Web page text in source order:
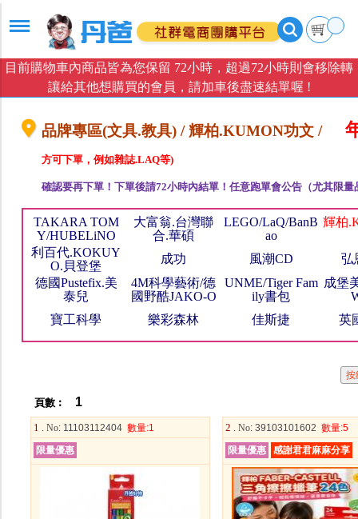
目前購物車內商品皆為您保留 72小時，超過72小時則會移除轉
讓給其他想購買的會員，請加車後盡速結單喔 !
品牌專區(文具.教具) / 輝柏.KUMON功文 /
方可下單，例如雜誌.LAQ等)
確認要再下單！下單後請72小時內結單！任意跑單會公告（尤其限
TAKARA TOM
Y/HUBELiNO
大富翁.台灣聯
合.華碩
LEGO/LaQ/BanB
ao
輝柏
利百代.KOKUY
O.貝登堡
成功 風潮CD
弘
德國Pustefix.美
泰兒
4M科學藝術/德
國野酷JAKO-O
UNME/Tiger Fam
ily書包
成堡
寶工科學
樂彩森林 佳斯捷 英
頁數︰ 1
1 . No: 11103112404 數量:1
限量優惠
2 . No: 39103101602 數量:5
限量優惠
感謝君君麻麻分享